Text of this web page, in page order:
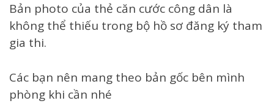
Bản photo của thẻ căn cước công dân là
không thể thiếu trong bộ hồ sơ đăng ký tham
gia thi.
Các bạn nên mang theo bản gốc bên mình
phòng khi cần nhé